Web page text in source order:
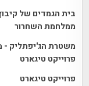
בית הגמדים של
ממלחמת השחרור
משטרת הג'יפתליק -
פרוייקט טיגארט
פרוייקט טיגארט